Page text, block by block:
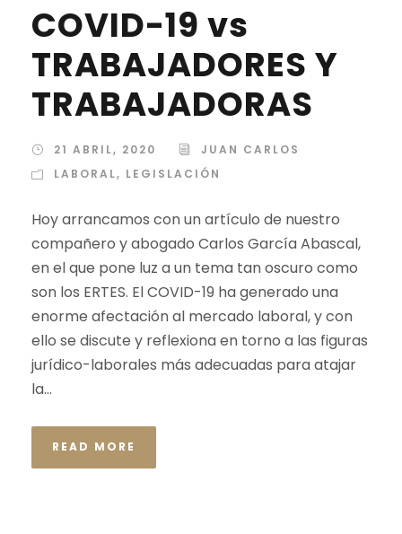
COVID-19 vs
TRABAJADORES Y
TRABAJADORAS
21 ABRIL, 2020
JUAN CARLOS
LABORAL, LEGISLACIÓN
Hoy arrancamos con un artículo de nuestro
compañero y abogado Carlos García Abascal,
en el que pone luz a un tema tan oscuro como
son los ERTES. El COVID-19 ha generado una
enorme afectación al mercado laboral, y con
ello se discute y reflexiona en torno a las figuras
jurídico-laborales más adecuadas para atajar
la...
READ MORE